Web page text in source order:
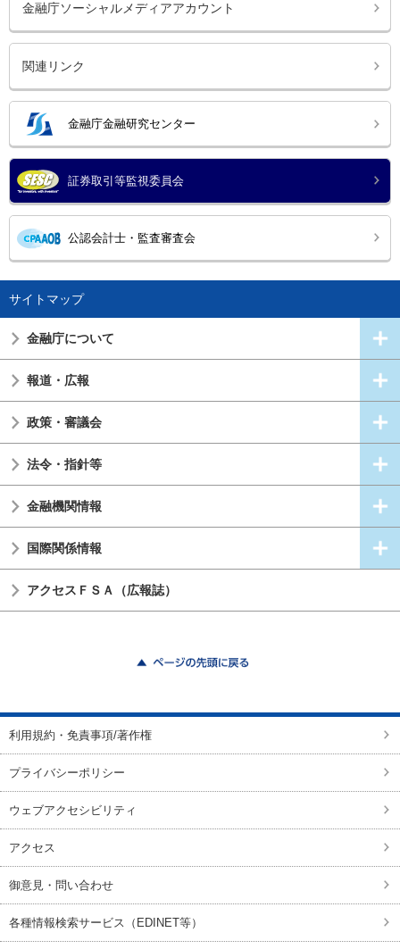
金融庁ソーシャルメディアアカウント
関連リンク
金融庁金融研究センター
証券取引等監視委員会
公認会計士・監査審査会
サイトマップ
金融庁について
報道・広報
政策・審議会
法令・指針等
金融機関情報
国際関係情報
アクセスＦＳＡ（広報誌）
利用規約・免責事項/著作権
プライバシーポリシー
ウェブアクセシビリティ
アクセス
御意見・問い合わせ
各種情報検索サービス（EDINET等）